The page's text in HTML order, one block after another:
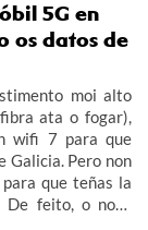
5G en
os datos de
moi alto
ata o fogar),
wifi 7 para que
Galicia. Pero non
que teñas la
De feito, o noso